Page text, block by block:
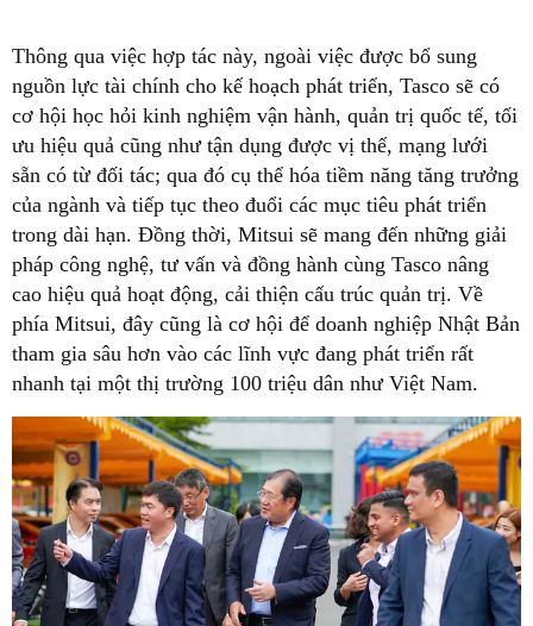
Thông qua việc hợp tác này, ngoài việc được bổ sung
nguồn lực tài chính cho kế hoạch phát triển, Tasco sẽ có
cơ hội học hỏi kinh nghiệm vận hành, quản trị quốc tế, tối
ưu hiệu quả cũng như tận dụng được vị thế, mạng lưới
sẵn có từ đối tác; qua đó cụ thể hóa tiềm năng tăng trưởng
của ngành và tiếp tục theo đuổi các mục tiêu phát triển
trong dài hạn. Đồng thời, Mitsui sẽ mang đến những giải
pháp công nghệ, tư vấn và đồng hành cùng Tasco nâng
cao hiệu quả hoạt động, cải thiện cấu trúc quản trị. Về
phía Mitsui, đây cũng là cơ hội để doanh nghiệp Nhật Bản
tham gia sâu hơn vào các lĩnh vực đang phát triển rất
nhanh tại một thị trường 100 triệu dân như Việt Nam.